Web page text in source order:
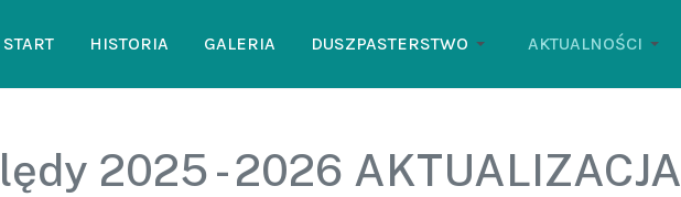
START HISTORIA GALERIA DUSZPASTERSTWO AKTUALNOŚCI
2025 - 2026 AKTUALIZACJA